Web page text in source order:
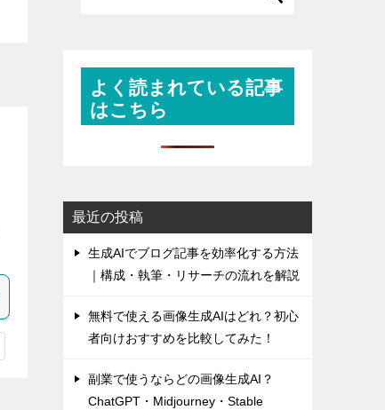
よく読まれている記事
はこちら
最近の投稿
生成AIでブログ記事を効率化する方法
｜構成・執筆・リサーチの流れを解説
無料で使える画像生成AIはどれ？初心
者向けおすすめを比較してみた！
副業で使うならどの画像生成AI？
ChatGPT・Midjourney・Stable